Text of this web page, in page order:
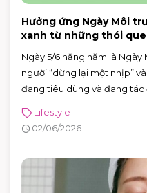
Hưởng ứng Ngày Môi
xanh từ những thói
Ngày 5/6 hằng năm là
người “dừng lại một nhịp”
đang tiêu dùng và đang
đến hành động vì khí hậu,
tại Azerbaijan.
Lifestyle
02/06/2026